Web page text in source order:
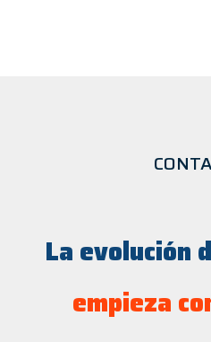
La evolución
empieza